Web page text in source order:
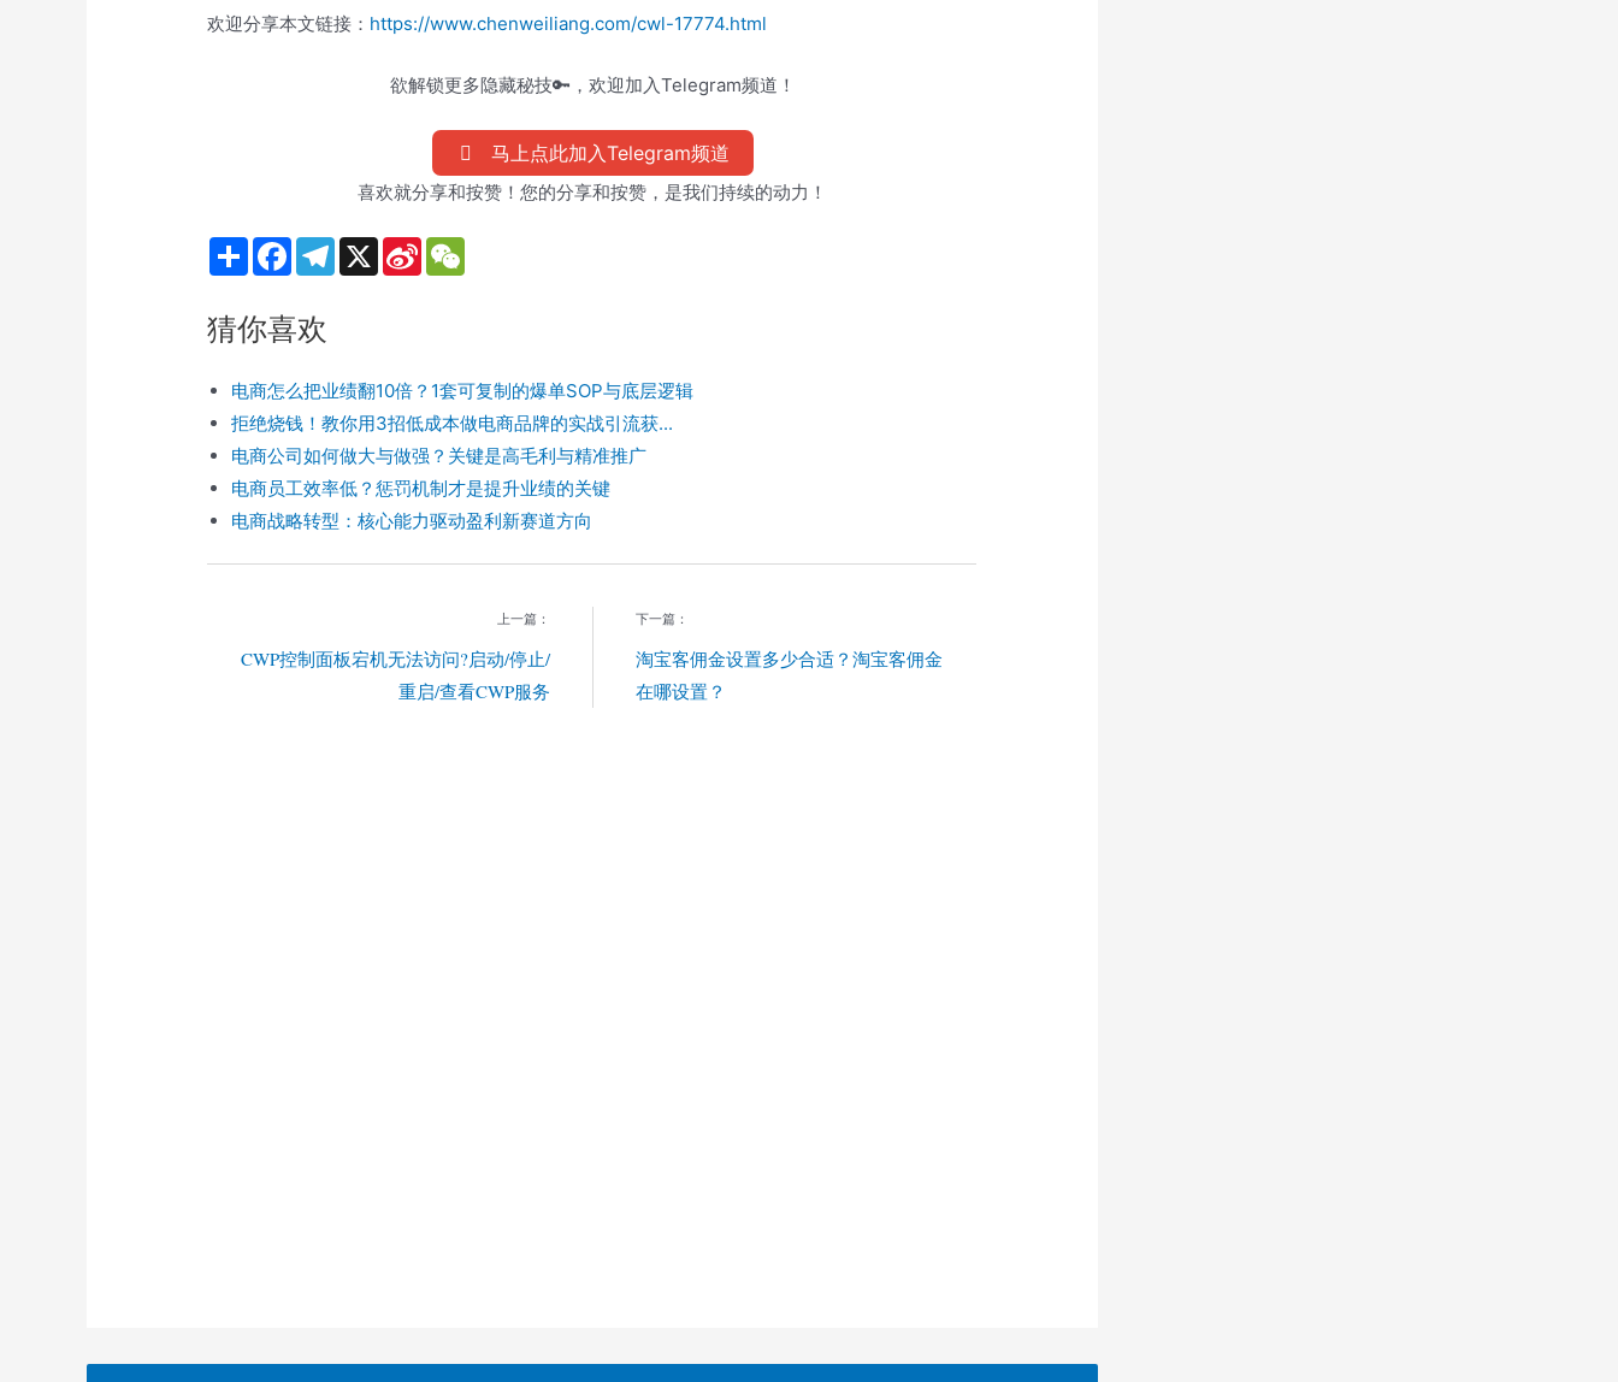
欢迎分享本文链接： https://www.chenweiliang.com/cwl-17774.html
欲解锁更多隐藏秘技🔑，欢迎加入Telegram频道！
马上点此加入Telegram频道
喜欢就分享和按赞！您的分享和按赞，是我们持续的动力！
S
h
e
F
b
o
k
T
m
X
S
b
o
猜你喜欢
电商怎么把业绩翻10倍？1套可复制的爆单SOP与底层逻辑
拒绝烧钱！教你用3招低成本做电商品牌的实战引流获...
电商公司如何做大与做强？关键是高毛利与精准推广
电商员工效率低？惩罚机制才是提升业绩的关键
电商战略转型：核心能力驱动盈利新赛道方向
上一篇：
CWP控制面板宕机无法访问?启动/停止/
重启/查看CWP服务
下一篇：
淘宝客佣金设置多少合适？淘宝客佣金
在哪设置？